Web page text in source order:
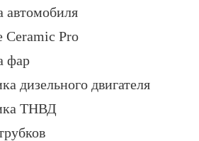
автомобиля
Ceramic Pro
фар
дизельного двигателя
ТНВД